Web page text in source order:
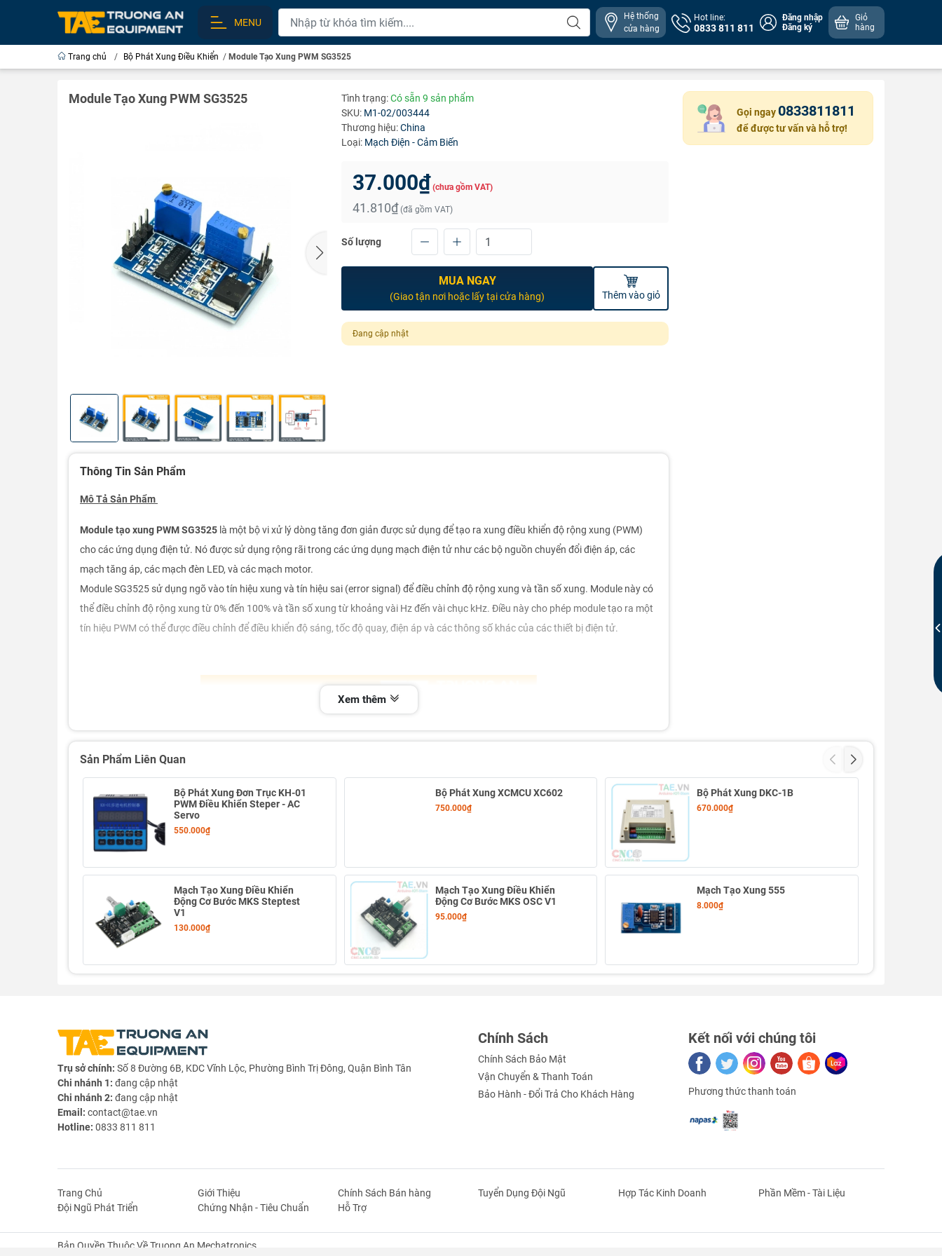
MENU
Hệ thống
cửa hàng
Hot line:
0833 811 811
Đăng nhập
Đăng ký
Giỏ
hàng
Trang chủ / Bộ Phát Xung Điều Khiển / Module Tạo Xung PWM SG3525
Module Tạo Xung PWM SG3525 Tình trạng:Có sẵn 9 sản phẩm
SKU: M1-02/003444
Thương hiệu:China
Loại: Mạch Điện - Cảm Biến
37.000₫ (chưa gồm VAT)
41.810₫ (đã gồm VAT)
Số lượng
MUA NGAY
(Giao tận nơi hoặc lấy tại cửa hàng) Thêm vào giỏ
Đang cập nhật
Gọi ngay 0833811811
để được tư vấn và hỗ trợ!
Thông Tin Sản Phẩm
Mô Tả Sản Phẩm
Module tạo xung PWM SG3525 là một bộ vi xử lý dòng tăng đơn giản được sử dụng để tạo ra xung điều khiển độ rộng xung (PWM)
cho các ứng dụng điện tử. Nó được sử dụng rộng rãi trong các ứng dụng mạch điện tử như các bộ nguồn chuyển đổi điện áp, các
mạch tăng áp, các mạch đèn LED, và các mạch motor.
Module SG3525 sử dụng ngõ vào tín hiệu xung và tín hiệu sai (error signal) để điều chỉnh độ rộng xung và tần số xung. Module này có
thể điều chỉnh độ rộng xung từ 0% đến 100% và tần số xung từ khoảng vài Hz đến vài chục kHz. Điều này cho phép module tạo ra một
tín hiệu PWM có thể được điều chỉnh để điều khiển độ sáng, tốc độ quay, điện áp và các thông số khác của các thiết bị điện tử.
Thông Số Kỹ Thuật
- Mạch có chức năng tạo xung 400Khz
- Duty Cycle: 0 - 100%
- Điều chỉnh độ rộng xung bằng biến trở R3
- Có LED hiển thị trên board
Xem thêm
Sản Phẩm Liên Quan
Bộ Phát Xung Đơn Trục KH-01
PWM Điều Khiển Steper - AC
Servo
550.000₫
Bộ Phát Xung XCMCU XC602
750.000₫
Bộ Phát Xung DKC-1B
670.000₫
Mạch Tạo Xung Điều Khiển
Động Cơ Bước MKS Steptest
V1
130.000₫
Mạch Tạo Xung Điều Khiển
Động Cơ Bước MKS OSC V1
95.000₫
Mạch Tạo Xung 555
8.000₫
Trụ sở chính: Số 8 Đường 6B, KDC Vĩnh Lộc, Phường Bình Trị Đông, Quận Bình Tân
Chi nhánh 1: đang cập nhật
Chi nhánh 2: đang cập nhật
Email: contact@tae.vn
Hotline: 0833 811 811
Chính Sách
Chính Sách Bảo Mật
Vận Chuyển & Thanh Toán
Bảo Hành - Đổi Trả Cho Khách Hàng
Kết nối với chúng tôi
Phương thức thanh toán
Trang Chủ Giới Thiệu Chính Sách Bán hàng Tuyển Dụng Đội Ngũ Hợp Tác Kinh Doanh
Phần Mềm - Tài Liệu
Đội Ngũ Phát Triển
Chứng Nhận - Tiêu Chuẩn Hỗ Trợ
Bản Quyền Thuộc Về Truong An Mechatronics.